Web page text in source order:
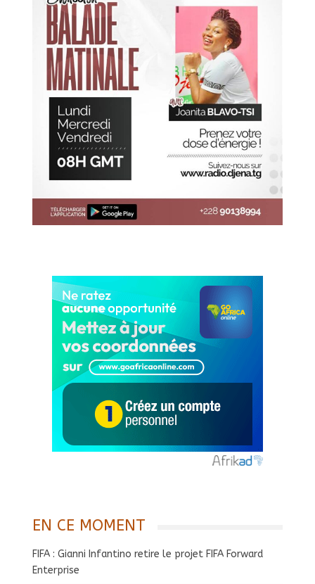
EN CE MOMENT
FIFA : Gianni Infantino retire le projet FIFA Forward
Enterprise